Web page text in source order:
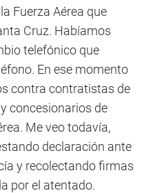
Fuerza Aérea que
Cruz. Habíamos
telefónico que
En ese momento
contra contratistas de
concesionarios de
Me veo todavía,
declaración ante
y recolectando firmas
por el atentado.